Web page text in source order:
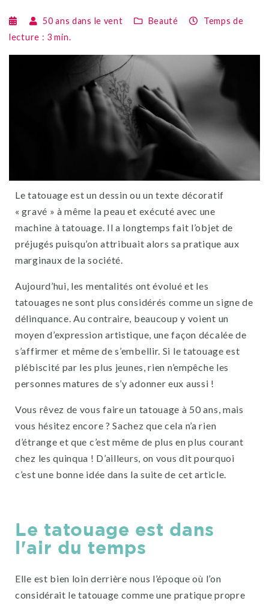
50 ans dans le vent Beauté
Temps de
lecture : 3 min.
Le tatouage est un dessin ou un texte décoratif
« gravé » à même la peau et exécuté avec une
machine à tatouage. Il a longtemps fait l’objet de
préjugés puisqu’on attribuait alors sa pratique aux
marginaux de la société.
Aujourd’hui, les mentalités ont évolué et les
tatouages ne sont plus considérés comme un signe de
délinquance. Au contraire, beaucoup y voient un
moyen d’expression artistique, une façon décalée de
s’affirmer et même de s’embellir. Si le tatouage est
plébiscité par les plus jeunes, rien n’empêche les
personnes matures de s’y adonner eux aussi !
Vous rêvez de vous faire un tatouage à 50 ans, mais
vous hésitez encore ? Sachez que cela n’a rien
d’étrange et que c’est même de plus en plus courant
chez les quinqua ! D’ailleurs, on vous dit pourquoi
c’est une bonne idée dans la suite de cet article.
Le tatouage est dans
l'air du temps
Elle est bien loin derrière nous l’époque où l’on
considérait le tatouage comme une pratique propre